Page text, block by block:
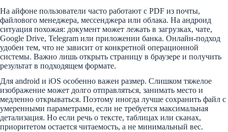
На айфоне пользователи часто работают с PDF из почты,
файлового менеджера, мессенджера или облака. На андроид
ситуация похожая: документ может лежать в загрузках, чате,
Google Drive, Telegram или приложении банка. Онлайн-подход
удобен тем, что не зависит от конкретной операционной
системы. Важно лишь открыть страницу в браузере и получить
результат в подходящем формате.
Для android и iOS особенно важен размер. Слишком тяжелое
изображение может долго отправляться, занимать место и
медленно открываться. Поэтому иногда лучше сохранить файл с
умеренными параметрами, если не требуется максимальная
детализация. Но если речь о тексте, таблицах или сканах,
приоритетом остается читаемость, а не минимальный вес.